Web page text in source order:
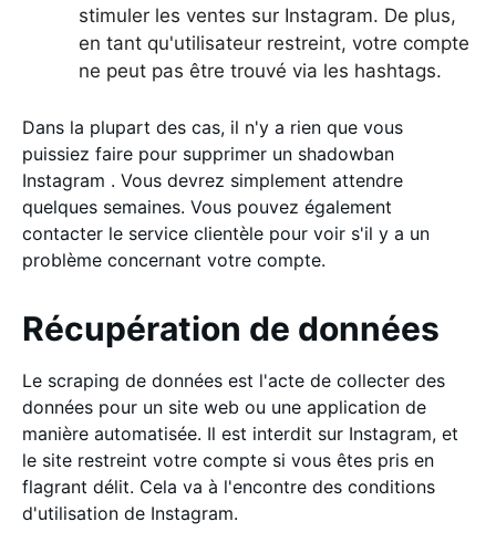
stimuler les ventes sur Instagram. De plus,
en tant qu'utilisateur restreint, votre compte
ne peut pas être trouvé via les hashtags.
Dans la plupart des cas, il n'y a rien que vous
puissiez faire pour supprimer un shadowban
Instagram . Vous devrez simplement attendre
quelques semaines. Vous pouvez également
contacter le service clientèle pour voir s'il y a un
problème concernant votre compte.
Récupération de données
Le scraping de données est l'acte de collecter des
données pour un site web ou une application de
manière automatisée. Il est interdit sur Instagram, et
le site restreint votre compte si vous êtes pris en
flagrant délit. Cela va à l'encontre des conditions
d'utilisation de Instagram.